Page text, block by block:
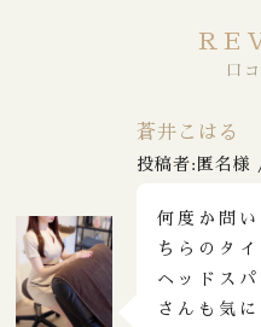
口
蒼井こはる
投稿者:匿名
何度か問
ちらのタ
ヘッドス
さんも気